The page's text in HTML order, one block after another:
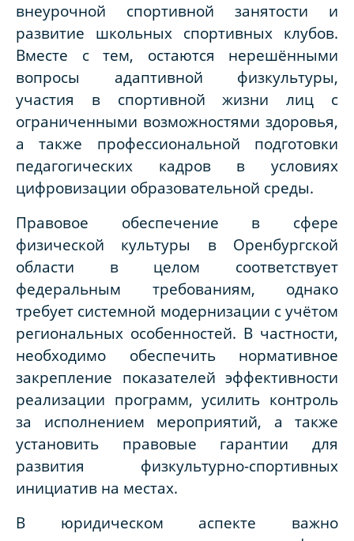
внеурочной спортивной занятости и
развитие школьных спортивных клубов.
Вместе с тем, остаются нерешёнными
вопросы адаптивной физкультуры,
участия в спортивной жизни лиц с
ограниченными возможностями здоровья,
а также профессиональной подготовки
педагогических кадров в условиях
цифровизации образовательной среды.
Правовое обеспечение в сфере
физической культуры в Оренбургской
области в целом соответствует
федеральным требованиям, однако
требует системной модернизации с учётом
региональных особенностей. В частности,
необходимо обеспечить нормативное
закрепление показателей эффективности
реализации программ, усилить контроль
за исполнением мероприятий, а также
установить правовые гарантии для
развития физкультурно-спортивных
инициатив на местах.
В юридическом аспекте важно